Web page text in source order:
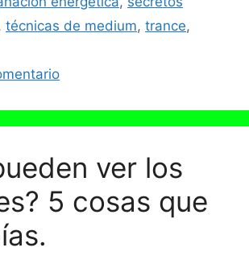
técnicas de medium, trance,
ver los
5 cosas que